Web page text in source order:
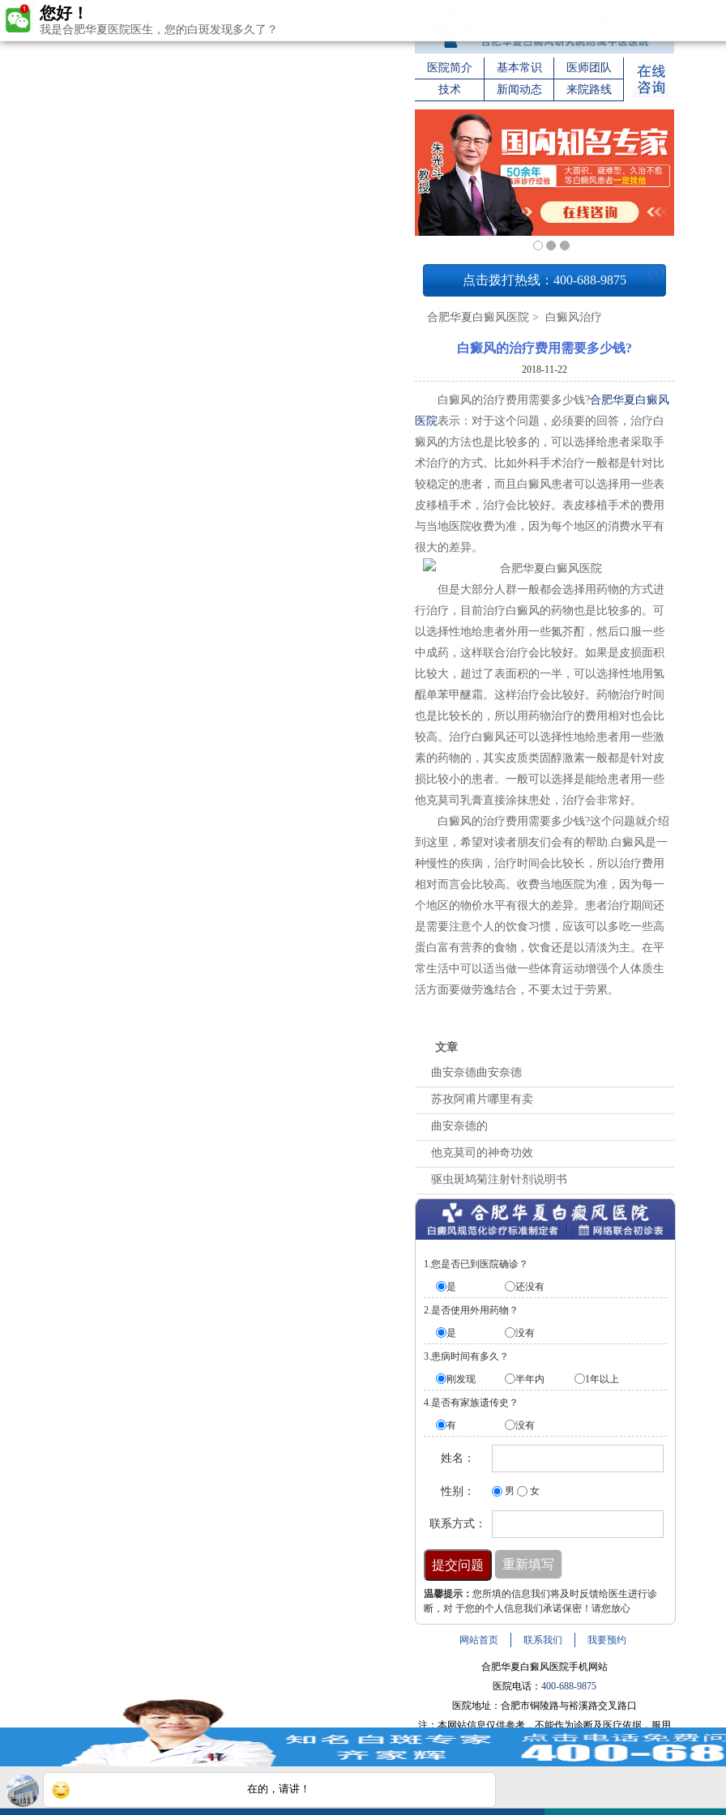
医院简介 基本常识
医师团队
技术
新闻动态 来院路线
点击拨打热线：400-688-9875
合肥华夏白癜风医院 > 白癜风治疗
白癜风的治疗费用需要多少钱?
2018-11-22
白癜风的治疗费用需要多少钱?合肥华夏白癜风
医院表示：对于这个问题，必须要的回答，治疗白
癜风的方法也是比较多的，可以选择给患者采取手
术治疗的方式。比如外科手术治疗一般都是针对比
较稳定的患者，而且白癜风患者可以选择用一些表
皮移植手术，治疗会比较好。表皮移植手术的费用
与当地医院收费为准，因为每个地区的消费水平有
很大的差异。
但是大部分人群一般都会选择用药物的方式进
行治疗，目前治疗白癜风的药物也是比较多的。可
以选择性地给患者外用一些氮芥酊，然后口服一些
中成药，这样联合治疗会比较好。如果是皮损面积
比较大，超过了表面积的一半，可以选择性地用氢
醌单苯甲醚霜。这样治疗会比较好。药物治疗时间
也是比较长的，所以用药物治疗的费用相对也会比
较高。治疗白癜风还可以选择性地给患者用一些激
素的药物的，其实皮质类固醇激素一般都是针对皮
损比较小的患者。一般可以选择是能给患者用一些
他克莫司乳膏直接涂抹患处，治疗会非常好。
白癜风的治疗费用需要多少钱?这个问题就介绍
到这里，希望对读者朋友们会有的帮助.白癜风是一
种慢性的疾病，治疗时间会比较长，所以治疗费用
相对而言会比较高。收费当地医院为准，因为每一
个地区的物价水平有很大的差异。患者治疗期间还
是需要注意个人的饮食习惯，应该可以多吃一些高
蛋白富有营养的食物，饮食还是以清淡为主。在平
常生活中可以适当做一些体育运动增强个人体质生
活方面要做劳逸结合，不要太过于劳累。
文章
曲安奈德曲安奈德
苏孜阿甫片哪里有卖
曲安奈德的
他克莫司的神奇功效
驱虫斑鸠菊注射针剂说明书
1.您是否已到医院确诊？
是
还没有
2.是否使用外用药物？
是
没有
3.患病时间有多久？
刚发现
半年内 1年以上
4.是否有家族遗传史？
有
没有
姓名：
性别： 男 女
联系方式：
温馨提示： 您所填的信息我们将及时反馈给医生进行诊
断，对 于您的个人信息我们承诺保密！请您放心
网站首页 联系我们 我要预约
合肥华夏白癜风医院手机网站
医院电话： 400-688-9875
医院地址：合肥市铜陵路与裕溪路交叉路口
注：本网站信息仅供参考，不能作为诊断及医疗依据，服用
药物或进行治疗时请遵医嘱。如有转载或引用文章涉及版权
问题，请与我们联系。
您好！
我是合肥华夏医院医生，您的白斑发现多久了？
在的，请讲！